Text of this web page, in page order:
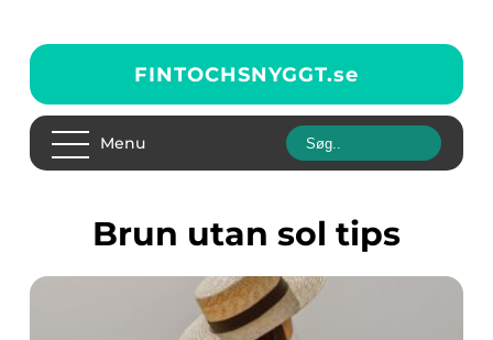
FINTOCHSNYGGT.se
Menu
brun utan sol tips